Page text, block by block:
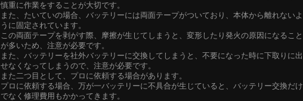
慎重に作業をすることが大切です。
また、たいていの場合、バッテリーには両面テープがついており、本体から離れないよ
うに固定されています。
この両面テープを剥がす際、摩擦が生じてしまうと、変形したり発火の原因になること
が多いため、注意が必要です。
また、バッテリーを社外バッテリーに交換してしまうと、不要になった時に下取りに出
せなくなってしまうので、注意が必要です。
また二つ目として、プロに依頼する場合があります。
プロに依頼する場合、万が一バッテリーに不具合が生じていると、バッテリー交換だけ
でなく修理費用もかかってきます。